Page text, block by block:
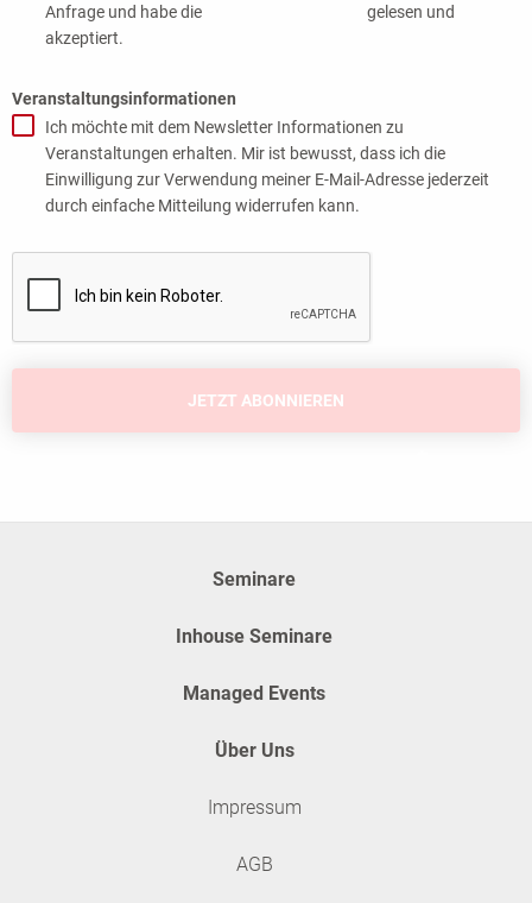
Anfrage und habe die
gelesen und
akzeptiert.
Veranstaltungsinformationen
Ich möchte mit dem Newsletter Informationen zu
Veranstaltungen erhalten. Mir ist bewusst, dass ich die
Einwilligung zur Verwendung meiner E-Mail-Adresse jederzeit
durch einfache Mitteilung widerrufen kann.
Seminare
Inhouse Seminare
Managed Events
Über Uns
Impressum
AGB